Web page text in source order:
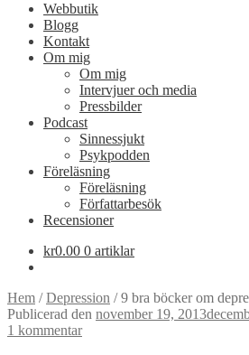
Webbutik
Blogg
Kontakt
Om mig
Om mig
Intervjuer och media
Pressbilder
Podcast
Sinnessjukt
Psykpodden
Föreläsning
Föreläsning
Författarbesök
Recensioner
kr0.00 0 artiklar
Hem /Depression /9 bra böcker om
Publicerad den november 19, 2013
1 kommentar